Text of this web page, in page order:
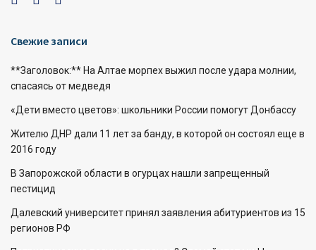
Свежие записи
**Заголовок:** На Алтае морпех выжил после удара молнии,
спасаясь от медведя
«Дети вместо цветов»: школьники России помогут Донбассу
Жителю ДНР дали 11 лет за банду, в которой он состоял еще в
2016 году
В Запорожской области в огурцах нашли запрещенный
пестицид
Далевский университет принял заявления абитуриентов из 15
регионов РФ